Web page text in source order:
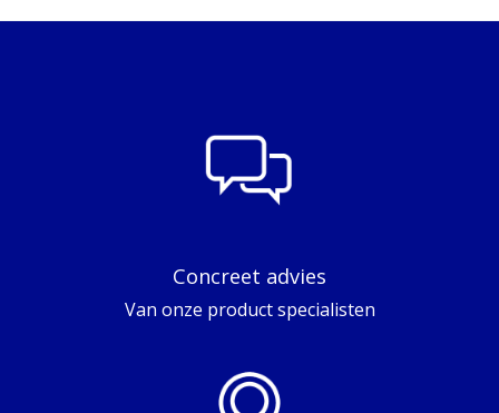
Concreet advies
Van onze product specialisten